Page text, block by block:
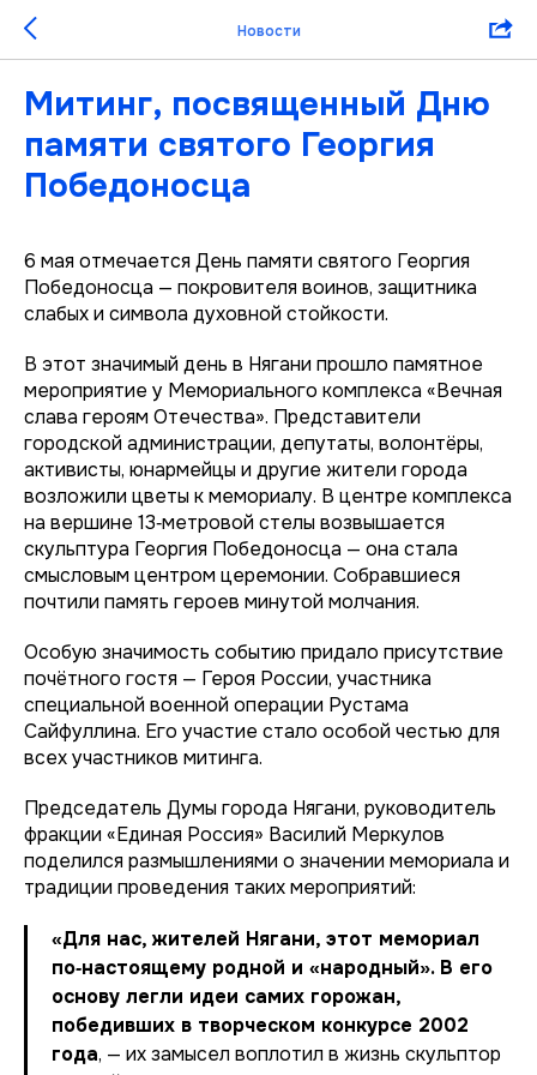
Новости
Митинг, посвященный Дню
памяти святого Георгия
Победоносца
6 мая отмечается День памяти святого Георгия
Победоносца — покровителя воинов, защитника
слабых и символа духовной стойкости.
В этот значимый день в Нягани прошло памятное
мероприятие у Мемориального комплекса «Вечная
слава героям Отечества». Представители
городской администрации, депутаты, волонтёры,
активисты, юнармейцы и другие жители города
возложили цветы к мемориалу. В центре комплекса
на вершине 13‑метровой стелы возвышается
скульптура Георгия Победоносца — она стала
смысловым центром церемонии. Собравшиеся
почтили память героев минутой молчания.
Особую значимость событию придало присутствие
почётного гостя — Героя России, участника
специальной военной операции Рустама
Сайфуллина. Его участие стало особой честью для
всех участников митинга.
Председатель Думы города Нягани, руководитель
фракции «Единая Россия» Василий Меркулов
поделился размышлениями о значении мемориала и
традиции проведения таких мероприятий:
«Для нас, жителей Нягани, этот мемориал
по‑настоящему родной и «народный». В его
основу легли идеи самих горожан,
победивших в творческом конкурсе 2002
года, — их замысел воплотил в жизнь скульптор